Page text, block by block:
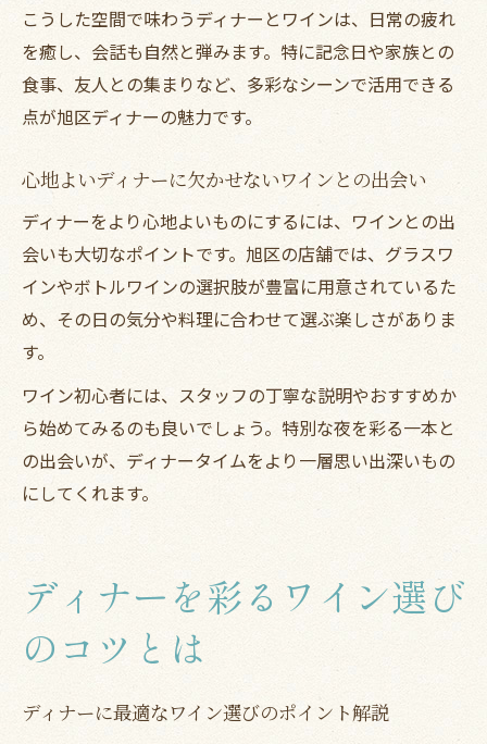
こうした空間で味わうディナーとワインは、日常の疲れ
を癒し、会話も自然と弾みます。特に記念日や家族との
食事、友人との集まりなど、多彩なシーンで活用できる
点が旭区ディナーの魅力です。
心地よいディナーに欠かせないワインとの出会い
ディナーをより心地よいものにするには、ワインとの出
会いも大切なポイントです。旭区の店舗では、グラスワ
インやボトルワインの選択肢が豊富に用意されているた
め、その日の気分や料理に合わせて選ぶ楽しさがありま
す。
ワイン初心者には、スタッフの丁寧な説明やおすすめか
ら始めてみるのも良いでしょう。特別な夜を彩る一本と
の出会いが、ディナータイムをより一層思い出深いもの
にしてくれます。
ディナーを彩るワイン選び
のコツとは
ディナーに最適なワイン選びのポイント解説